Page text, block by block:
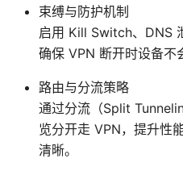
束缚与防护机制
启用 Kill Switch、DNS
确保 VPN 断开时设备不
路由与分流策略
通过分流（Split
览分开走 VPN，提升性
清晰。